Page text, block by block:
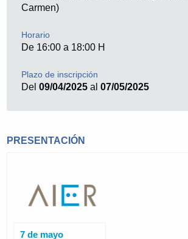
Carmen)
Horario
De 16:00 a 18:00 H
Plazo de inscripción
Del09/04/2025 al07/05/2025
PRESENTACIÓN
7 de mayo